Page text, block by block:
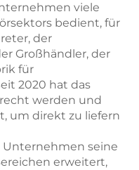
viele
bedient, für
der
Großhändler, der
für
2020 hat das
werden und
um direkt zu liefern
Unternehmen seine
erweitert,